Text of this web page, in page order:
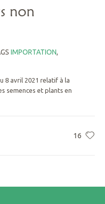
non
IMPORTATION,
8 avril 2021 relatif à la
semences et plants en
16